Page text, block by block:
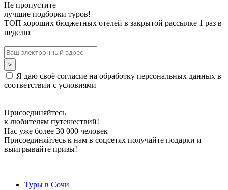
Не пропустите
лучшие подборки туров!
ТОП хороших бюджетных отелей в закрытой рассылке 1 раз в
неделю
Я даю своё согласие на обработку персональных данных в
соответствии с условиями
Присоединяйтесь
к любителям путешествий!
Нас уже более 30 000 человек
Присоединяйтесь к нам в соцсетях получайте подарки и
выигрывайте призы!
Туры в Сочи